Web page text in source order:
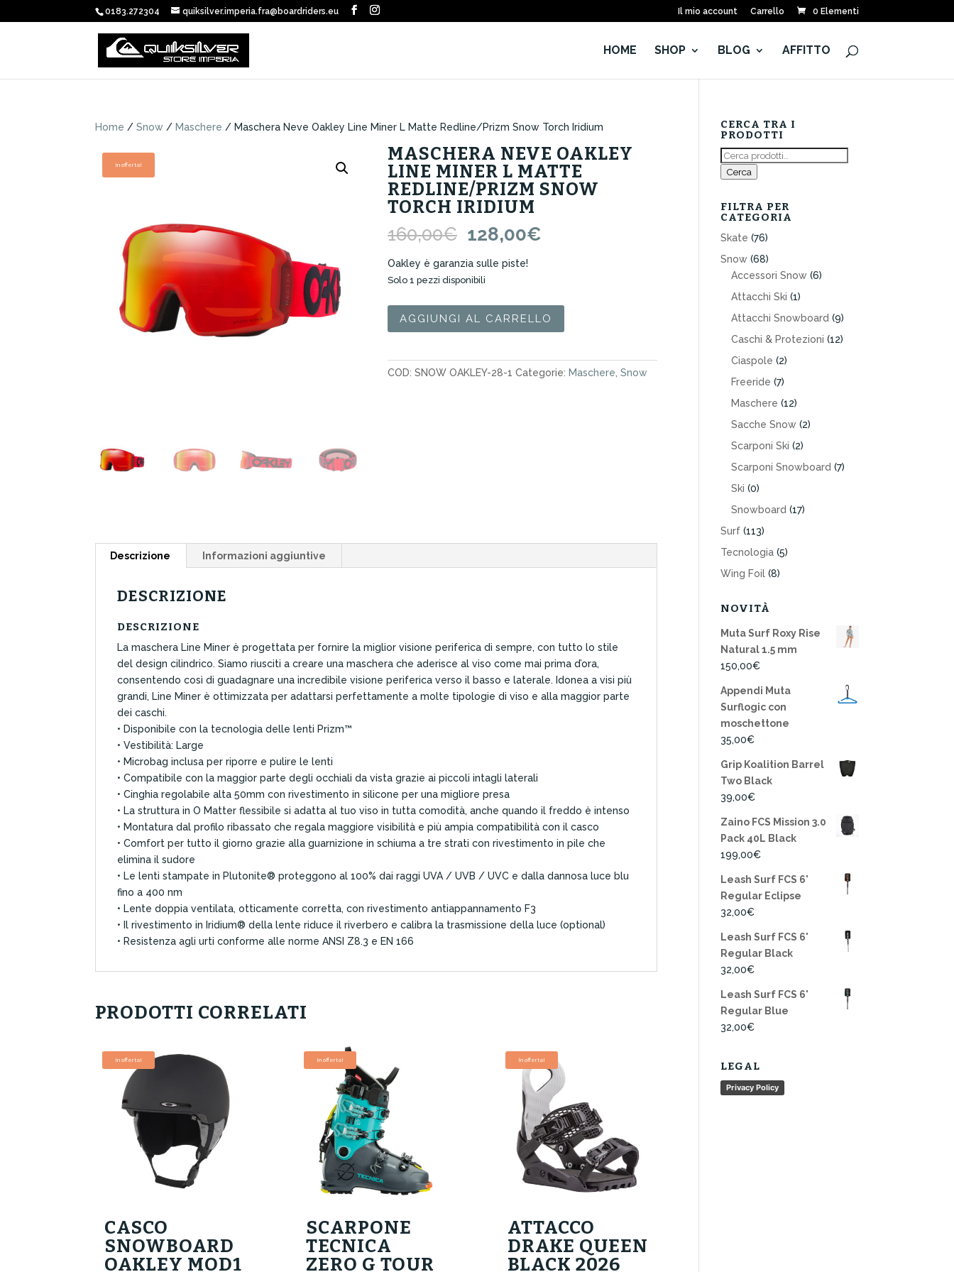
0183.272304 quiksilver.imperia.fra@boardriders.eu Il mio account Carrello 0 Elementi
HOME SHOP BLOG AFFITTO
Home /Snow / Maschere / Maschera Neve Oakley Line Miner L Matte Redline/Prizm Snow Torch Iridium
In offerta!
MASCHERA NEVE OAKLEY
LINE MINER L MATTE
REDLINE/PRIZM SNOW
TORCH IRIDIUM
160,00€ Il
prezzo
originale
era:
128,00€
Oakley è garanzia sulle piste!
Solo 1 pezzi disponibili
Maschera
Neve
Line
Miner
AGGIUNGI AL CARRELLO
COD:SNOW OAKLEY-28-1 Categorie: Maschere ,Snow
Descrizione Informazioni aggiuntive
DESCRIZIONE
DESCRIZIONE
La maschera Line Miner è progettata per fornire la miglior visione periferica di sempre, con tutto lo stile
del design cilindrico. Siamo riusciti a creare una maschera che aderisce al viso come mai prima d’ora,
consentendo così di guadagnare una incredibile visione periferica verso il basso e laterale. Idonea a visi più
grandi, Line Miner è ottimizzata per adattarsi perfettamente a molte tipologie di viso e alla maggior parte
dei caschi.
• Disponibile con la tecnologia delle lenti Prizm™
• Vestibilità: Large
• Microbag inclusa per riporre e pulire le lenti
• Compatibile con la maggior parte degli occhiali da vista grazie ai piccoli intagli laterali
• Cinghia regolabile alta 50mm con rivestimento in silicone per una migliore presa
• La struttura in O Matter flessibile si adatta al tuo viso in tutta comodità, anche quando il freddo è intenso
• Montatura dal profilo ribassato che regala maggiore visibilità e più ampia compatibilità con il casco
• Comfort per tutto il giorno grazie alla guarnizione in schiuma a tre strati con rivestimento in pile che
elimina il sudore
• Le lenti stampate in Plutonite® proteggono al 100% dai raggi UVA / UVB / UVC e dalla dannosa luce blu
fino a 400 nm
• Lente doppia ventilata, otticamente corretta, con rivestimento antiappannamento F3
• Il rivestimento in Iridium® della lente riduce il riverbero e calibra la trasmissione della luce (optional)
• Resistenza agli urti conforme alle norme ANSI Z8.3 e EN 166
PRODOTTI CORRELATI
In offerta!
CASCO
SNOWBOARD
OAKLEY MOD1
In offerta!
SCARPONE
TECNICA
ZERO G TOUR
In offerta!
ATTACCO
DRAKE QUEEN
BLACK 2026
CERCA TRA I
PRODOTTI
Cerca:
Cerca
FILTRA PER
CATEGORIA
Skate (76)
Snow (68)
Accessori Snow (6)
Attacchi Ski (1)
Attacchi Snowboard (9)
Caschi & Protezioni (12)
Ciaspole (2)
Freeride (7)
Maschere (12)
Sacche Snow (2)
Scarponi Ski (2)
Scarponi Snowboard (7)
Ski (0)
Snowboard (17)
Surf (113)
Tecnologia (5)
Wing Foil (8)
NOVITÀ
Muta Surf Roxy Rise
Natural 1.5 mm
150,00€
Appendi Muta
Surflogic con
moschettone
35,00€
Grip Koalition Barrel
Two Black
39,00€
Zaino FCS Mission 3.0
Pack 40L Black
199,00€
Leash Surf FCS 6'
Regular Eclipse
32,00€
Leash Surf FCS 6'
Regular Black
32,00€
Leash Surf FCS 6'
Regular Blue
32,00€
LEGAL
Privacy Policy